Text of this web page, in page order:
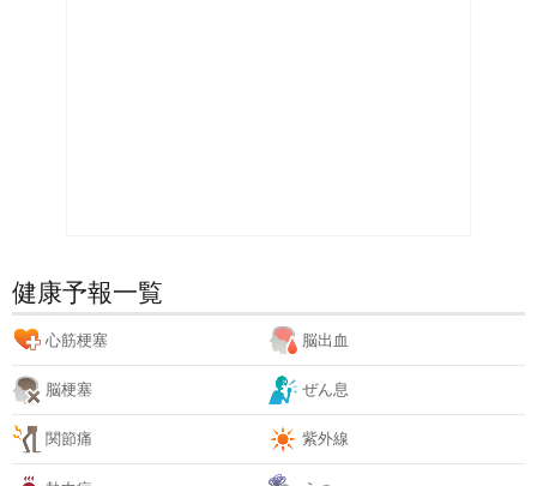
健康予報一覧
心筋梗塞 脳出血
脳梗塞 ぜん息
関節痛 紫外線